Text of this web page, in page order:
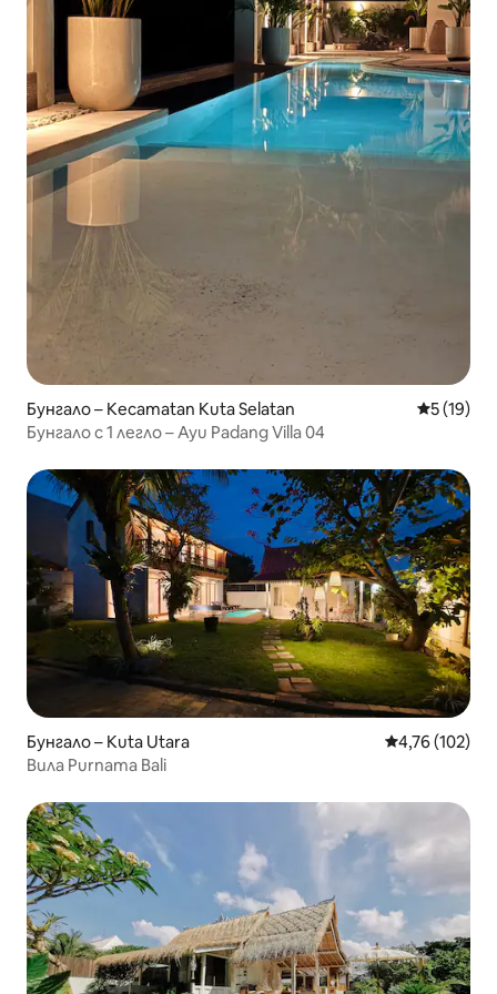
Бунгало – Kecamatan Kuta Selatan Средна
5 (19)
Бунгало с 1 легло – Ayu Padang Villa 04
Бунгало – Kuta Utara Средна
4,76 (102)
Вила Purnama Bali